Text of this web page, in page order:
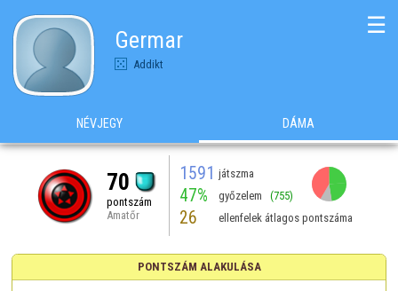
Germar
Addikt
☰
NÉVJEGY DÁMA
70
pontszám
Amatőr
1591 játszma
47% győzelem (755)
26 ellenfelek átlagos pontszáma
PONTSZÁM ALAKULÁSA